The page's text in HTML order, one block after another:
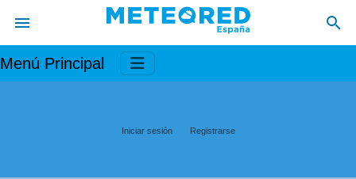
Menú Principal
Iniciar sesión Registrarse